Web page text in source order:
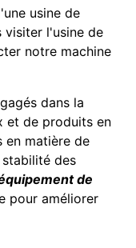
usine de
visiter l'usine de
notre machine
dans la
et de produits en
en matière de
des
de
pour améliorer